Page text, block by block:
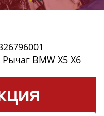
BMW X5 X6